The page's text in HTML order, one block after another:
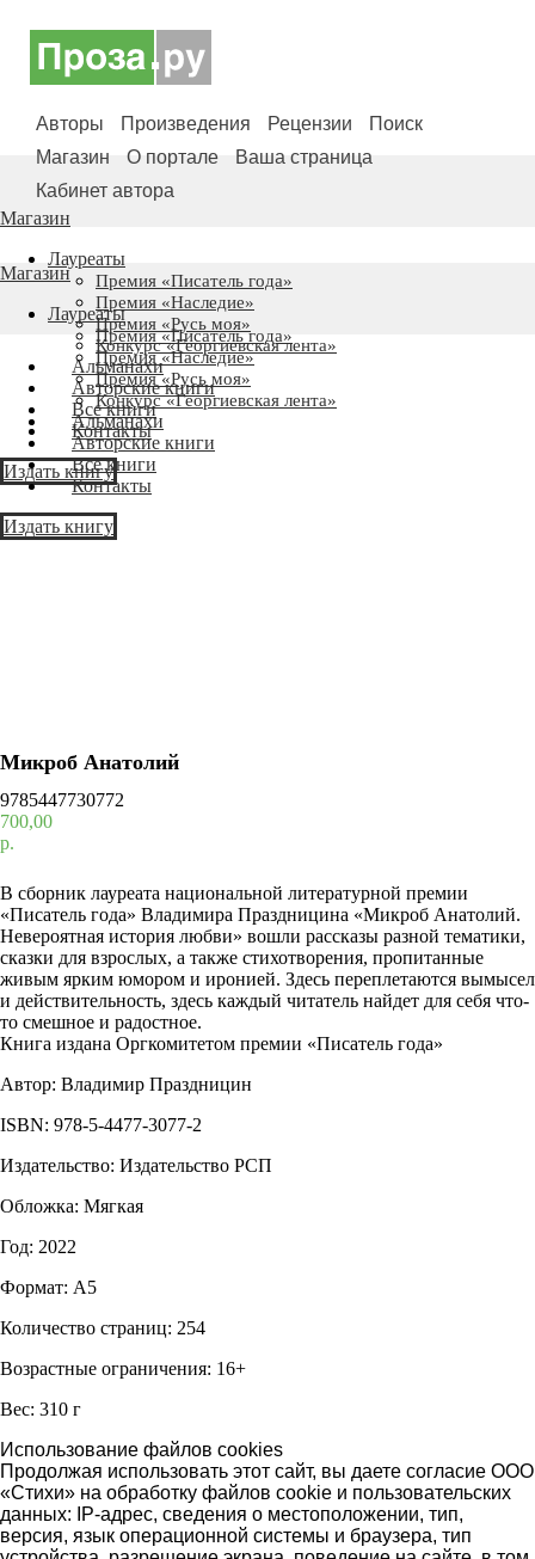
Авторы Произведения Рецензии
Поиск
Магазин
О портале
Ваша страница
Кабинет автора
Магазин
Лауреаты
Премия «Писатель года»
Премия «Наследие»
Премия «Русь моя»
Конкурс «Георгиевская лента»
Альманахи
Авторские книги
Все книги
Контакты
Издать книгу
Магазин
Лауреаты
Премия «Писатель года»
Премия «Наследие»
Премия «Русь моя»
Конкурс «Георгиевская лента»
Альманахи
Авторские книги
Все книги
Контакты
Издать книгу
Микроб Анатолий
9785447730772
700,00
р.
В сборник лауреата национальной литературной премии
«Писатель года» Владимира Праздницина «Микроб Анатолий.
Невероятная история любви» вошли рассказы разной тематики,
сказки для взрослых, а также стихотворения, пропитанные
живым ярким юмором и иронией. Здесь переплетаются вымысел
и действительность, здесь каждый читатель найдет для себя что-
то смешное и радостное.
Книга издана Оргкомитетом премии «Писатель года»
Автор: Владимир Праздницин
ISBN: 978-5-4477-3077-2
Издательство: Издательство РСП
Обложка: Мягкая
Год: 2022
Формат: А5
Количество страниц: 254
Возрастные ограничения: 16+
Вес: 310 г
Использование файлов cookies
Продолжая использовать этот сайт, вы даете согласие ООО
«Стихи» на обработку файлов cookie и пользовательских
данных: IP-адрес, сведения о местоположении, тип,
версия, язык операционной системы и браузера, тип